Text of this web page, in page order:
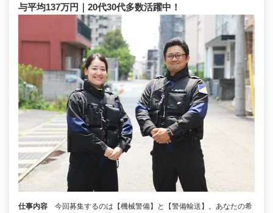
与平均137万円｜20代30代多数活躍中！
仕事内容 今回募集するのは【機械警備】と【警備輸送】。あなたの希